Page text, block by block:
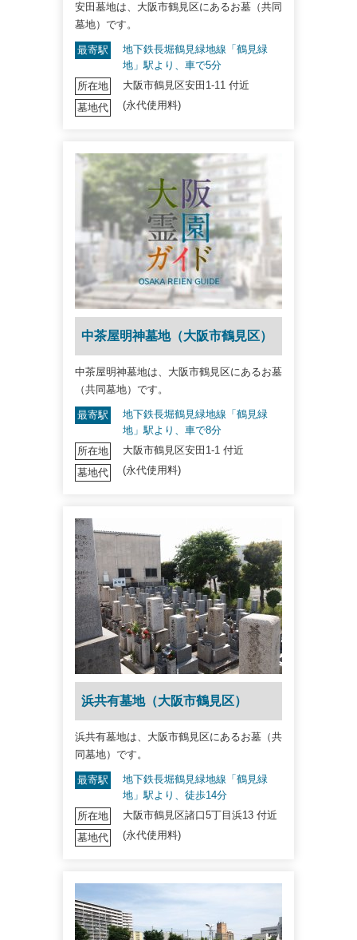
安田墓地は、大阪市鶴見区にあるお墓（共同
墓地）です。
最寄駅
地下鉄長堀鶴見緑地線「鶴見緑
地」駅より、車で5分
所在地
大阪市鶴見区安田1-11 付近
墓地代
(永代使用料)
中茶屋明神墓地（大阪市鶴見区）
中茶屋明神墓地は、大阪市鶴見区にあるお墓
（共同墓地）です。
最寄駅
地下鉄長堀鶴見緑地線「鶴見緑
地」駅より、車で8分
所在地
大阪市鶴見区安田1-1 付近
墓地代
(永代使用料)
浜共有墓地（大阪市鶴見区）
浜共有墓地は、大阪市鶴見区にあるお墓（共
同墓地）です。
最寄駅
地下鉄長堀鶴見緑地線「鶴見緑
地」駅より、徒歩14分
所在地
大阪市鶴見区諸口5丁目浜13 付近
墓地代
(永代使用料)